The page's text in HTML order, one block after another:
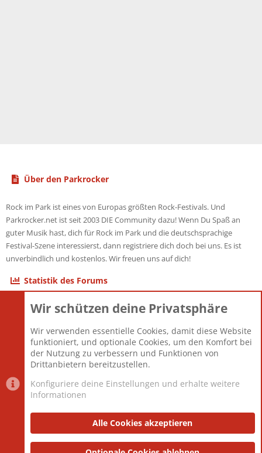
Über den Parkrocker
Rock im Park ist eines von Europas größten Rock-Festivals. Und
Parkrocker.net ist seit 2003 DIE Community dazu! Wenn Du Spaß an
guter Musik hast, dich für Rock im Park und die deutschsprachige
Festival-Szene interessierst, dann registriere dich doch bei uns. Es ist
unverbindlich und kostenlos. Wir freuen uns auf dich!
Statistik des Forums
Themen
Mitglieder
12.425
Neuestes Mitglied
Toddster85
Datenschutzerklärung Impressum
®
Wir schützen deine Privatsphäre
Wir verwenden essentielle Cookies, damit diese Website
funktioniert, und optionale Cookies, um den Komfort bei
der Nutzung zu verbessern und Funktionen von
Drittanbietern bereitzustellen.
Konfiguriere deine Einstellungen und erhalte weitere
Informationen
Alle Cookies akzeptieren